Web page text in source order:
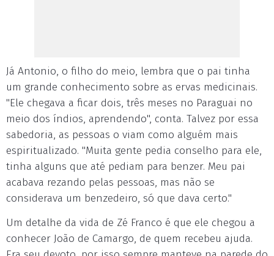
Já Antonio, o filho do meio, lembra que o pai tinha
um grande conhecimento sobre as ervas medicinais.
"Ele chegava a ficar dois, três meses no Paraguai no
meio dos índios, aprendendo", conta. Talvez por essa
sabedoria, as pessoas o viam como alguém mais
espiritualizado. "Muita gente pedia conselho para ele,
tinha alguns que até pediam para benzer. Meu pai
acabava rezando pelas pessoas, mas não se
considerava um benzedeiro, só que dava certo."
Um detalhe da vida de Zé Franco é que ele chegou a
conhecer João de Camargo, de quem recebeu ajuda.